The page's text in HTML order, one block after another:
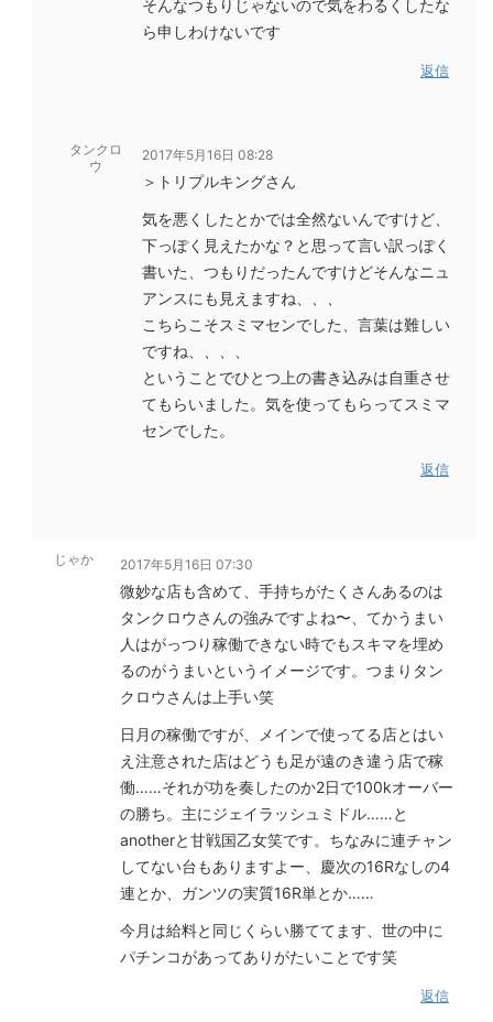
そんなつもりじゃないので気をわるくしたな
ら申しわけないです
返信
タンクロ
ウ
2017年5月16日 08:28
＞トリプルキングさん
気を悪くしたとかでは全然ないんですけど、
下っぽく見えたかな？と思って言い訳っぽく
書いた、つもりだったんですけどそんなニュ
アンスにも見えますね、、、
こちらこそスミマセンでした、言葉は難しい
ですね、、、、
ということでひとつ上の書き込みは自重させ
てもらいました。気を使ってもらってスミマ
センでした。
返信
じゃか 2017年5月16日 07:30
微妙な店も含めて、手持ちがたくさんあるのは
タンクロウさんの強みですよね〜、てかうまい
人はがっつり稼働できない時でもスキマを埋め
るのがうまいというイメージです。つまりタン
クロウさんは上手い笑
日月の稼働ですが、メインで使ってる店とはい
え注意された店はどうも足が遠のき違う店で稼
働……それが功を奏したのか2日で100kオーバー
の勝ち。主にジェイラッシュミドル……と
anotherと甘戦国乙女笑です。ちなみに連チャン
してない台もありますよー、慶次の16Rなしの4
連とか、ガンツの実質16R単とか……
今月は給料と同じくらい勝ててます、世の中に
パチンコがあってありがたいことです笑
返信